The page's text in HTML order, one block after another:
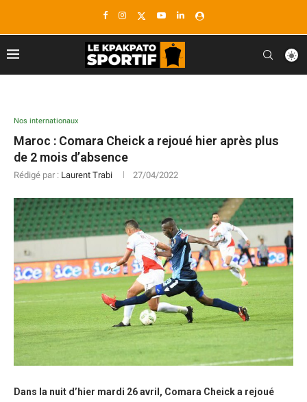
Nos internationaux
Maroc : Comara Cheick a rejoué hier après plus
de 2 mois d’absence
Rédigé par : Laurent Trabi 27/04/2022
Dans la nuit d’hier mardi 26 avril, Comara Cheick a rejoué